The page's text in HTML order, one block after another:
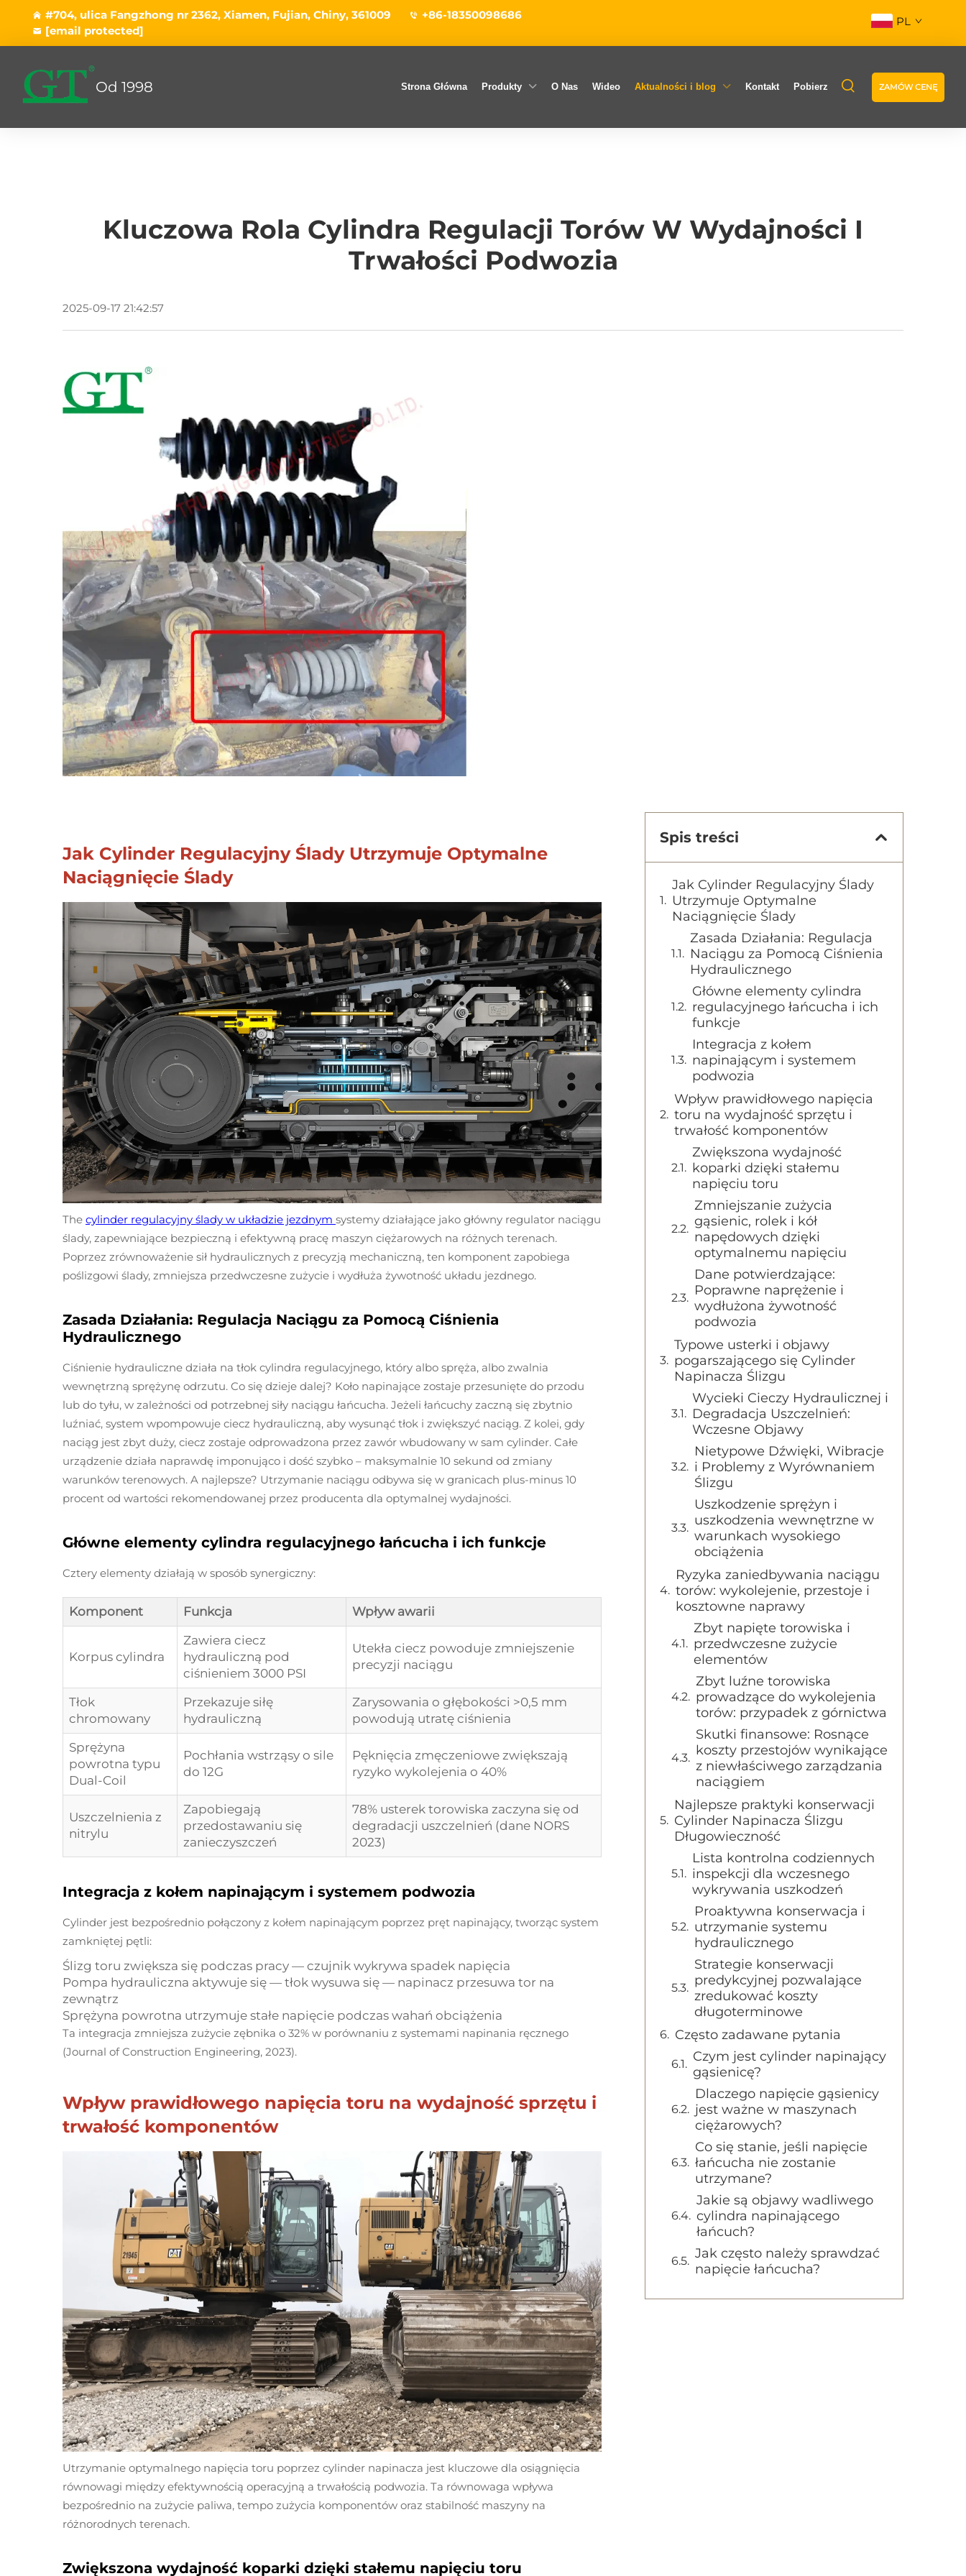
#704, ulica Fangzhong nr 2362, Xiamen, Fujian, Chiny, 361009
+86-18350098686
[email protected]
PL
Od 1998 Strona Główna Produkty O Nas Wideo Aktualności i blog Kontakt Pobierz ZAMÓW CENĘ
Kluczowa Rola Cylindra Regulacji Torów W Wydajności I
Trwałości Podwozia
2025-09-17 21:42:57
Jak Cylinder Regulacyjny Ślady Utrzymuje Optymalne
Naciągnięcie Ślady
The cylinder regulacyjny ślady w układzie jezdnym systemy działające jako główny regulator naciągu
ślady, zapewniające bezpieczną i efektywną pracę maszyn ciężarowych na różnych terenach.
Poprzez zrównoważenie sił hydraulicznych z precyzją mechaniczną, ten komponent zapobiega
poślizgowi ślady, zmniejsza przedwczesne zużycie i wydłuża żywotność układu jezdnego.
Zasada Działania: Regulacja Naciągu za Pomocą Ciśnienia
Hydraulicznego
Ciśnienie hydrauliczne działa na tłok cylindra regulacyjnego, który albo spręża, albo zwalnia
wewnętrzną sprężynę odrzutu. Co się dzieje dalej? Koło napinające zostaje przesunięte do przodu
lub do tyłu, w zależności od potrzebnej siły naciągu łańcucha. Jeżeli łańcuchy zaczną się zbytnio
luźniać, system wpompowuje ciecz hydrauliczną, aby wysunąć tłok i zwiększyć naciąg. Z kolei, gdy
naciąg jest zbyt duży, ciecz zostaje odprowadzona przez zawór wbudowany w sam cylinder. Całe
urządzenie działa naprawdę imponująco i dość szybko – maksymalnie 10 sekund od zmiany
warunków terenowych. A najlepsze? Utrzymanie naciągu odbywa się w granicach plus-minus 10
procent od wartości rekomendowanej przez producenta dla optymalnej wydajności.
Główne elementy cylindra regulacyjnego łańcucha i ich funkcje
Cztery elementy działają w sposób synergiczny:
Komponent Funkcja Wpływ awarii
Korpus cylindra
Zawiera ciecz
hydrauliczną pod
ciśnieniem 3000 PSI
Utekła ciecz powoduje zmniejszenie
precyzji naciągu
Tłok
chromowany
Przekazuje siłę
hydrauliczną
Zarysowania o głębokości >0,5 mm
powodują utratę ciśnienia
Sprężyna
powrotna typu
Dual-Coil
Pochłania wstrząsy o sile
do 12G
Pęknięcia zmęczeniowe zwiększają
ryzyko wykolejenia o 40%
Uszczelnienia z
nitrylu
Zapobiegają
przedostawaniu się
zanieczyszczeń
78% usterek torowiska zaczyna się od
degradacji uszczelnień (dane NORS
2023)
Integracja z kołem napinającym i systemem podwozia
Cylinder jest bezpośrednio połączony z kołem napinającym poprzez pręt napinający, tworząc system
zamkniętej pętli:
Ślizg toru zwiększa się podczas pracy — czujnik wykrywa spadek napięcia
Pompa hydrauliczna aktywuje się — tłok wysuwa się — napinacz przesuwa tor na
zewnątrz
Sprężyna powrotna utrzymuje stałe napięcie podczas wahań obciążenia
Ta integracja zmniejsza zużycie zębnika o 32% w porównaniu z systemami napinania ręcznego
(Journal of Construction Engineering, 2023).
Wpływ prawidłowego napięcia toru na wydajność sprzętu i
trwałość komponentów
Utrzymanie optymalnego napięcia toru poprzez cylinder napinacza jest kluczowe dla osiągnięcia
równowagi między efektywnością operacyjną a trwałością podwozia. Ta równowaga wpływa
bezpośrednio na zużycie paliwa, tempo zużycia komponentów oraz stabilność maszyny na
różnorodnych terenach.
Zwiększona wydajność koparki dzięki stałemu napięciu toru
Spis treści
Jak Cylinder Regulacyjny Ślady
Utrzymuje Optymalne
Naciągnięcie Ślady
Zasada Działania: Regulacja
Naciągu za Pomocą Ciśnienia
Hydraulicznego
Główne elementy cylindra
regulacyjnego łańcucha i ich
funkcje
Integracja z kołem
napinającym i systemem
podwozia
Wpływ prawidłowego napięcia
toru na wydajność sprzętu i
trwałość komponentów
Zwiększona wydajność
koparki dzięki stałemu
napięciu toru
Zmniejszanie zużycia
gąsienic, rolek i kół
napędowych dzięki
optymalnemu napięciu
Dane potwierdzające:
Poprawne naprężenie i
wydłużona żywotność
podwozia
Typowe usterki i objawy
pogarszającego się Cylinder
Napinacza Ślizgu
Wycieki Cieczy Hydraulicznej i
Degradacja Uszczelnień:
Wczesne Objawy
Nietypowe Dźwięki, Wibracje
i Problemy z Wyrównaniem
Ślizgu
Uszkodzenie sprężyn i
uszkodzenia wewnętrzne w
warunkach wysokiego
obciążenia
Ryzyka zaniedbywania naciągu
torów: wykolejenie, przestoje i
kosztowne naprawy
Zbyt napięte torowiska i
przedwczesne zużycie
elementów
Zbyt luźne torowiska
prowadzące do wykolejenia
torów: przypadek z górnictwa
Skutki finansowe: Rosnące
koszty przestojów wynikające
z niewłaściwego zarządzania
naciągiem
Najlepsze praktyki konserwacji
Cylinder Napinacza Ślizgu
Długowieczność
Lista kontrolna codziennych
inspekcji dla wczesnego
wykrywania uszkodzeń
Proaktywna konserwacja i
utrzymanie systemu
hydraulicznego
Strategie konserwacji
predykcyjnej pozwalające
zredukować koszty
długoterminowe
Często zadawane pytania
Czym jest cylinder napinający
gąsienicę?
Dlaczego napięcie gąsienicy
jest ważne w maszynach
ciężarowych?
Co się stanie, jeśli napięcie
łańcucha nie zostanie
utrzymane?
Jakie są objawy wadliwego
cylindra napinającego
łańcuch?
Jak często należy sprawdzać
napięcie łańcucha?